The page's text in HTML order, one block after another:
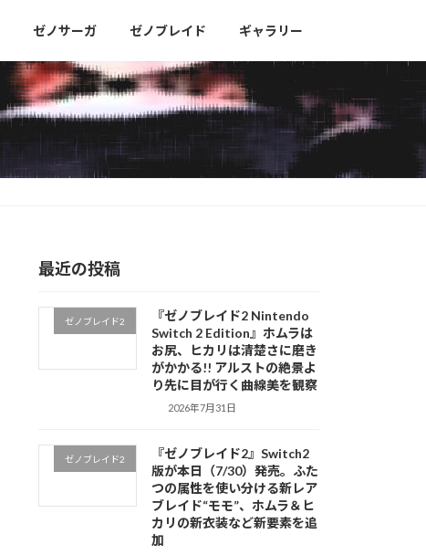
ゼノサーガ ゼノブレイド ギャラリー
最近の投稿
ゼノブレイド2
『ゼノブレイド2 Nintendo
Switch 2 Edition』ホムラは
お尻、ヒカリは清楚さに磨き
がかかる!! アルストの絶景よ
り先に目が行く曲線美を観察
2026年7月31日
ゼノブレイド2
『ゼノブレイド2』Switch2
版が本日（7/30）発売。ふた
つの属性を使い分ける新レア
ブレイド“モモ”、ホムラ＆ヒ
カリの新衣装など新要素を追
加